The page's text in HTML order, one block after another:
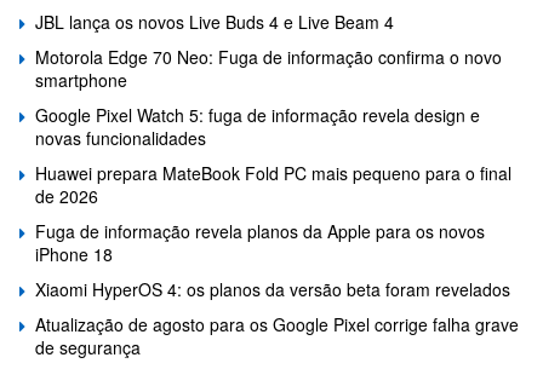
JBL lança os novos Live Buds 4 e Live Beam 4
Motorola Edge 70 Neo: Fuga de informação confirma o novo
smartphone
Google Pixel Watch 5: fuga de informação revela design e
novas funcionalidades
Huawei prepara MateBook Fold PC mais pequeno para o final
de 2026
Fuga de informação revela planos da Apple para os novos
iPhone 18
Xiaomi HyperOS 4: os planos da versão beta foram revelados
Atualização de agosto para os Google Pixel corrige falha grave
de segurança